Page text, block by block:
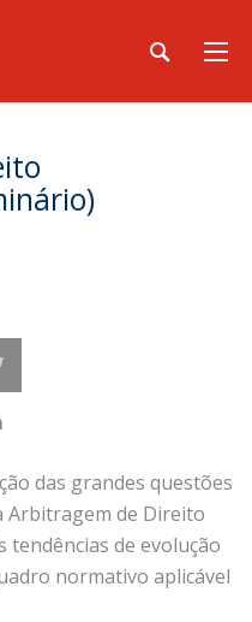
das grandes questões
Arbitragem de Direito
de evolução
normativo aplicável